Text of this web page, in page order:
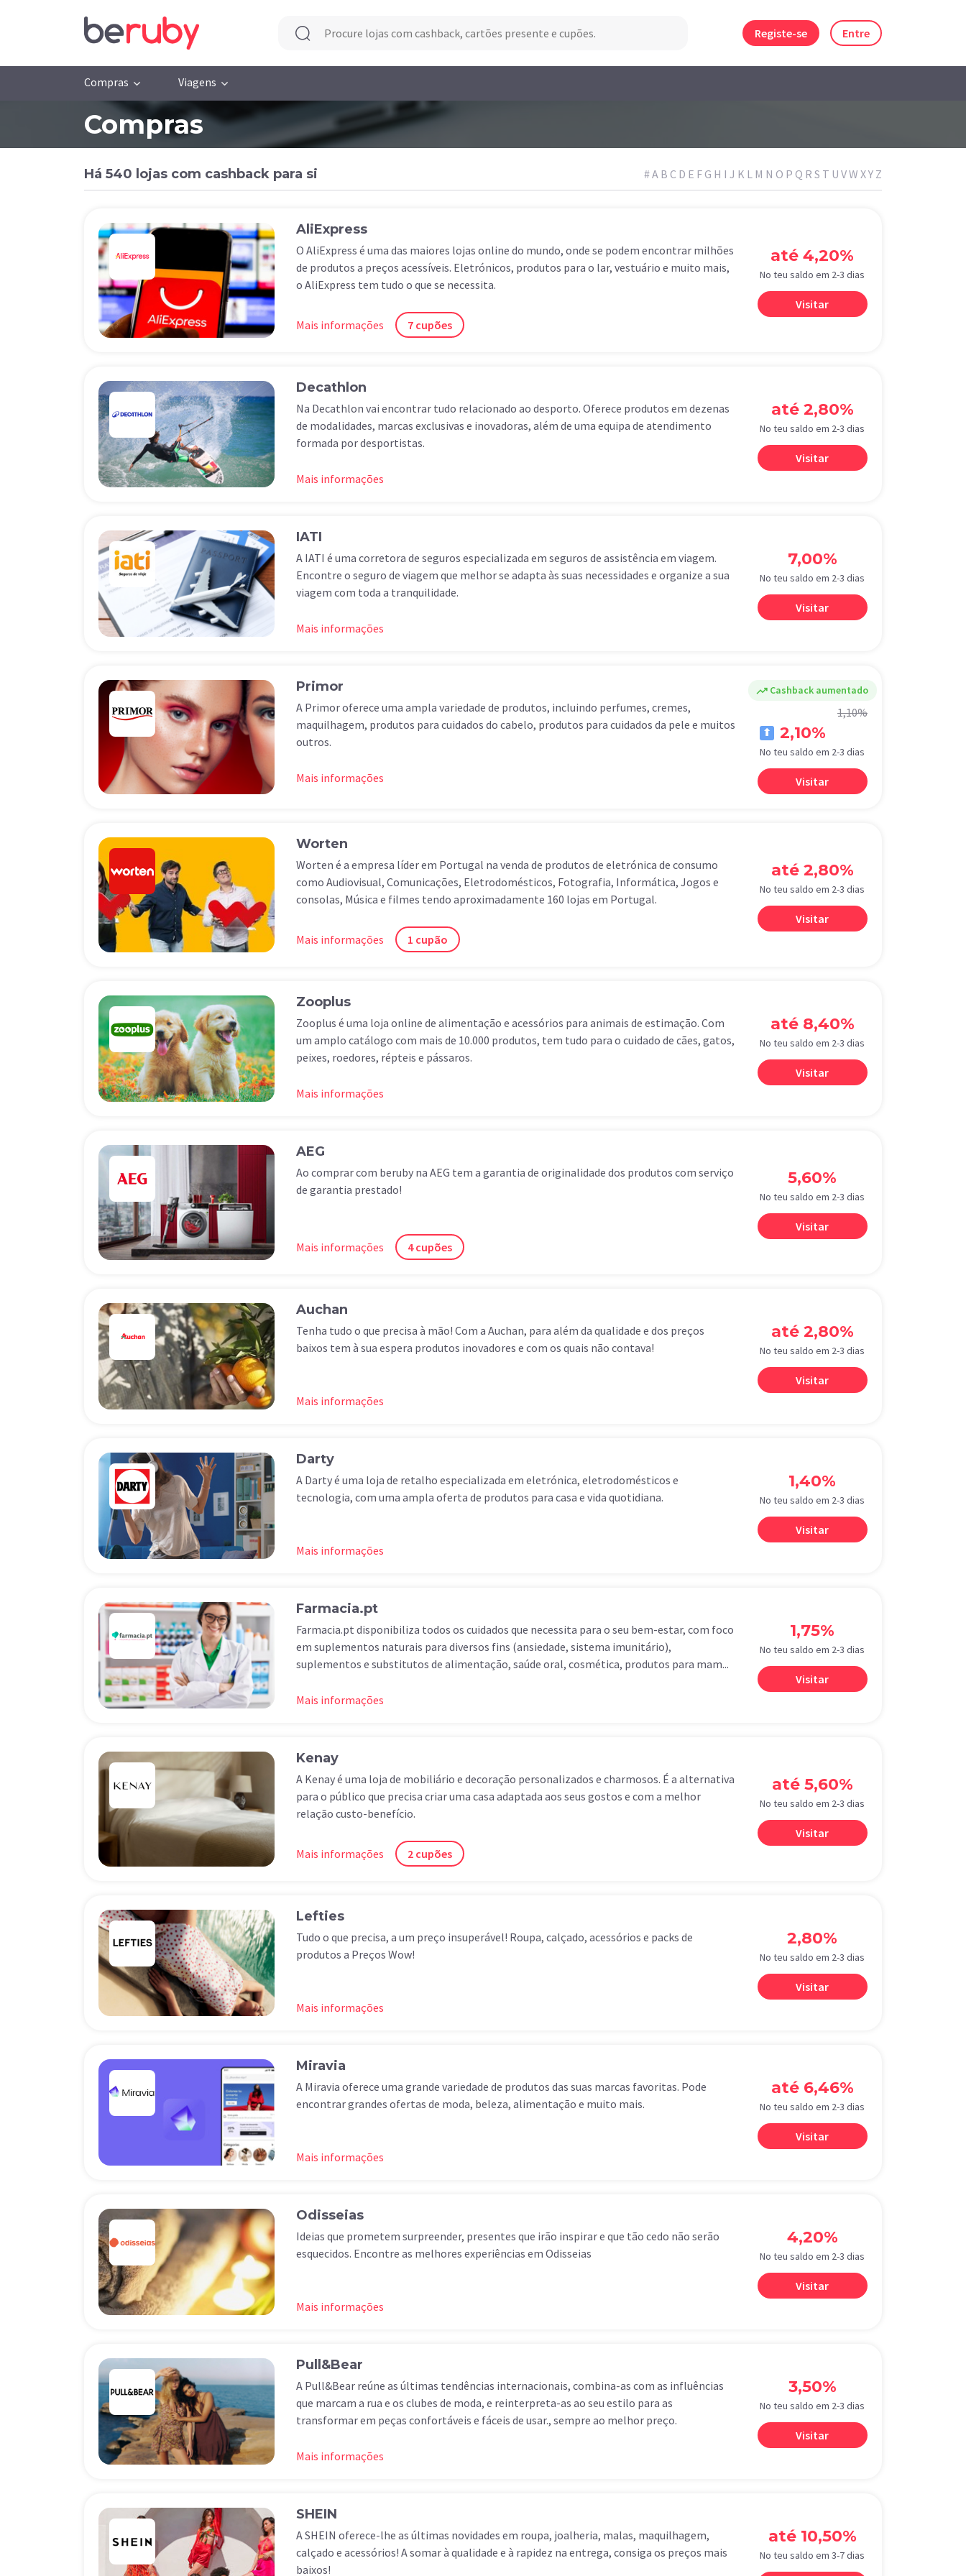
Registe-se Entre
Compras Viagens
Compras
Há 540 lojas com cashback para si #A B C D E F G H I J K L M N O P Q R S T U VW XY Z
AliExpress
O AliExpress é uma das maiores lojas online do mundo, onde se podem encontrar milhões
de produtos a preços acessíveis. Eletrónicos, produtos para o lar, vestuário e muito mais,
o AliExpress tem tudo o que se necessita.
Mais informações 7 cupões
até 4,20%
No teu saldo em 2-3 dias
Visitar
Decathlon
Na Decathlon vai encontrar tudo relacionado ao desporto. Oferece produtos em dezenas
de modalidades, marcas exclusivas e inovadoras, além de uma equipa de atendimento
formada por desportistas.
Mais informações
até 2,80%
No teu saldo em 2-3 dias
Visitar
IATI
A IATI é uma corretora de seguros especializada em seguros de assistência em viagem.
Encontre o seguro de viagem que melhor se adapta às suas necessidades e organize a sua
viagem com toda a tranquilidade.
Mais informações
7,00%
No teu saldo em 2-3 dias
Visitar
Primor
A Primor oferece uma ampla variedade de produtos, incluindo perfumes, cremes,
maquilhagem, produtos para cuidados do cabelo, produtos para cuidados da pele e muitos
outros.
Mais informações
trending_up Cashback aumentado
1,10%
2,10%
No teu saldo em 2-3 dias
Visitar
Worten
Worten é a empresa líder em Portugal na venda de produtos de eletrónica de consumo
como Audiovisual, Comunicações, Eletrodomésticos, Fotografia, Informática, Jogos e
consolas, Música e filmes tendo aproximadamente 160 lojas em Portugal.
Mais informações 1 cupão
até 2,80%
No teu saldo em 2-3 dias
Visitar
Zooplus
Zooplus é uma loja online de alimentação e acessórios para animais de estimação. Com
um amplo catálogo com mais de 10.000 produtos, tem tudo para o cuidado de cães, gatos,
peixes, roedores, répteis e pássaros.
Mais informações
até 8,40%
No teu saldo em 2-3 dias
Visitar
AEG
Ao comprar com beruby na AEG tem a garantia de originalidade dos produtos com serviço
de garantia prestado!
Mais informações 4 cupões
5,60%
No teu saldo em 2-3 dias
Visitar
Auchan
Tenha tudo o que precisa à mão! Com a Auchan, para além da qualidade e dos preços
baixos tem à sua espera produtos inovadores e com os quais não contava!
Mais informações
até 2,80%
No teu saldo em 2-3 dias
Visitar
Darty
A Darty é uma loja de retalho especializada em eletrónica, eletrodomésticos e
tecnologia, com uma ampla oferta de produtos para casa e vida quotidiana.
Mais informações
1,40%
No teu saldo em 2-3 dias
Visitar
Farmacia.pt
Farmacia.pt disponibiliza todos os cuidados que necessita para o seu bem-estar, com foco
em suplementos naturais para diversos fins (ansiedade, sistema imunitário),
suplementos e substitutos de alimentação, saúde oral, cosmética, produtos para mam...
Mais informações
1,75%
No teu saldo em 2-3 dias
Visitar
Kenay
A Kenay é uma loja de mobiliário e decoração personalizados e charmosos. É a alternativa
para o público que precisa criar uma casa adaptada aos seus gostos e com a melhor
relação custo-benefício.
Mais informações 2 cupões
até 5,60%
No teu saldo em 2-3 dias
Visitar
Lefties
Tudo o que precisa, a um preço insuperável! Roupa, calçado, acessórios e packs de
produtos a Preços Wow!
Mais informações
2,80%
No teu saldo em 2-3 dias
Visitar
Miravia
A Miravia oferece uma grande variedade de produtos das suas marcas favoritas. Pode
encontrar grandes ofertas de moda, beleza, alimentação e muito mais.
Mais informações
até 6,46%
No teu saldo em 2-3 dias
Visitar
Odisseias
Ideias que prometem surpreender, presentes que irão inspirar e que tão cedo não serão
esquecidos. Encontre as melhores experiências em Odisseias
Mais informações
4,20%
No teu saldo em 2-3 dias
Visitar
Pull&Bear
A Pull&Bear reúne as últimas tendências internacionais, combina-as com as influências
que marcam a rua e os clubes de moda, e reinterpreta-as ao seu estilo para as
transformar em peças confortáveis e fáceis de usar., sempre ao melhor preço.
Mais informações
3,50%
No teu saldo em 2-3 dias
Visitar
SHEIN
A SHEIN oferece-lhe as últimas novidades em roupa, joalheria, malas, maquilhagem,
calçado e acessórios! A somar à qualidade e à rapidez na entrega, consiga os preços mais
baixos!
até 10,50%
No teu saldo em 3-7 dias